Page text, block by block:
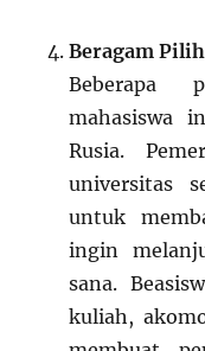
Beragam
Beberapa
mahasiswa
Rusia.
universitas
untuk
ingin
sana.
kuliah,